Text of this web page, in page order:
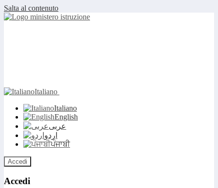
Salta al contenuto
Italiano
Italiano
English
عربى
اردو
ਪੰਜਾਬੀ
Accedi
Accedi